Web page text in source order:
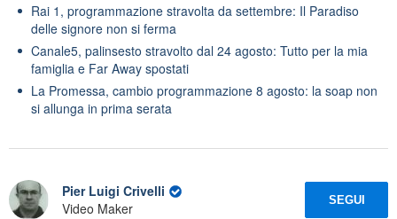
Rai 1, programmazione stravolta da settembre: Il Paradiso
delle signore non si ferma
Canale5, palinsesto stravolto dal 24 agosto: Tutto per la mia
famiglia e Far Away spostati
La Promessa, cambio programmazione 8 agosto: la soap non
si allunga in prima serata
Pier Luigi Crivelli
Video Maker
SEGUI